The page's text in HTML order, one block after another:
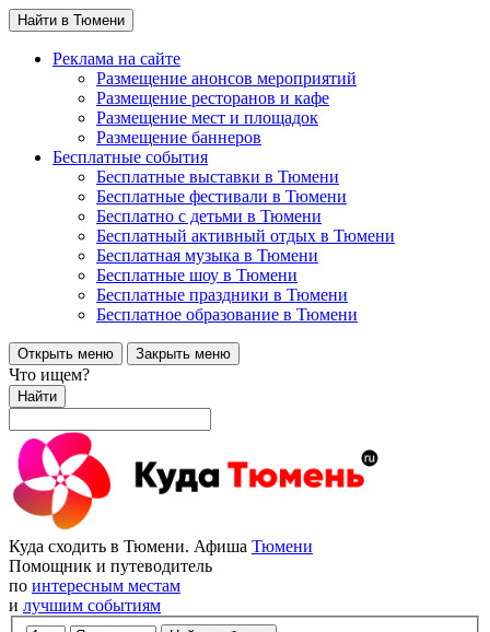
Найти в Тюмени
Реклама на сайте
Размещение анонсов мероприятий
Размещение ресторанов и кафе
Размещение мест и площадок
Размещение баннеров
Бесплатные события
Бесплатные выставки в Тюмени
Бесплатные фестивали в Тюмени
Бесплатно с детьми в Тюмени
Бесплатный активный отдых в Тюмени
Бесплатная музыка в Тюмени
Бесплатные шоу в Тюмени
Бесплатные праздники в Тюмени
Бесплатное образование в Тюмени
Открыть меню Закрыть меню
Что ищем?
Найти
Куда сходить в Тюмени. Афиша Тюмени
Помощник и путеводитель
по интересным местам
и лучшим событиям